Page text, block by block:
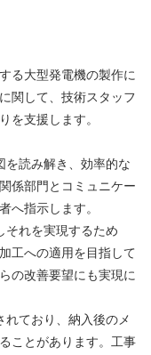
る大型発電機の製作に
関して、技術スタッフ
を支援します。
を読み解き、効率的な
係部門とコミュニケー
へ指示します。
それを実現するため
工への適用を目指して
の改善要望にも実現に
ており、納入後のメ
ことがあります。工事